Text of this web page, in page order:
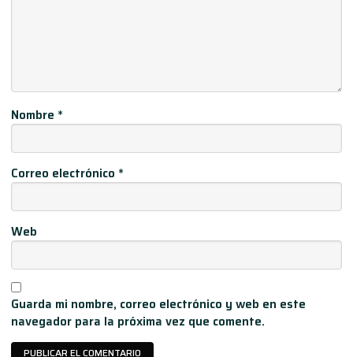
Nombre *
Correo electrónico *
Web
Guarda mi nombre, correo electrónico y web en este
navegador para la próxima vez que comente.